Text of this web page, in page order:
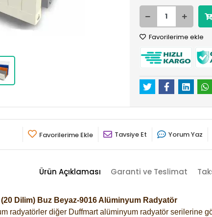
Favorilerime ekle
Favorilerime Ekle Tavsiye Et Yorum Yaz
Ürün Açıklaması Garanti ve Teslimat
Dilim) Buz Beyaz-9016 Alüminyum Radyatör
radyatörler diğer Duffmart alüminyum radyatör